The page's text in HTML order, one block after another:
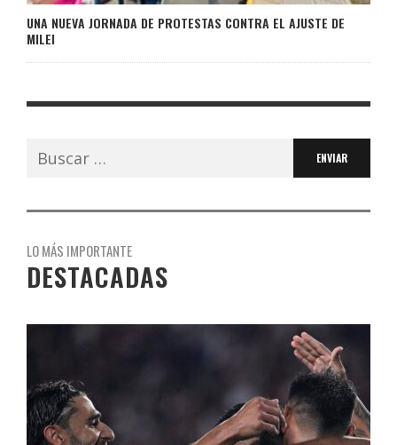
UNA NUEVA JORNADA DE PROTESTAS CONTRA EL AJUSTE DE
MILEI
Buscar:
LO MÁS IMPORTANTE
DESTACADAS